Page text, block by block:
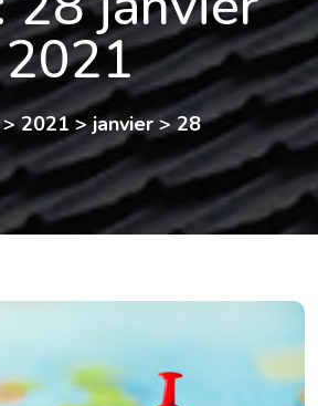
2021
2021>janvier>28